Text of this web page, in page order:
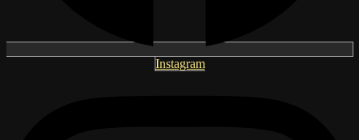
Instagram